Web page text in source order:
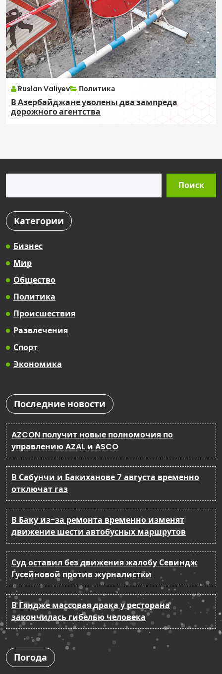
Ruslan Valiyev Политика
В Азербайджане уволены два зампреда
дорожного агентства
Поиск
Категории
Бизнес
Мир
Общество
Политика
Происшествия
Развлечения
Спорт
Экономика
Последние новости
AZCON получит новые полномочия по
управлению AZAL и ASCO
В Сабунчи и Бакиханове 7 августа временно
отключат газ
В Баку из-за ремонта временно изменят
движение шести автобусных маршрутов
Суд оставил без движения жалобу Севиндж
Гусейновой против журналистки
В Гяндже массовая драка у ресторана
закончилась гибелью человека
Погода